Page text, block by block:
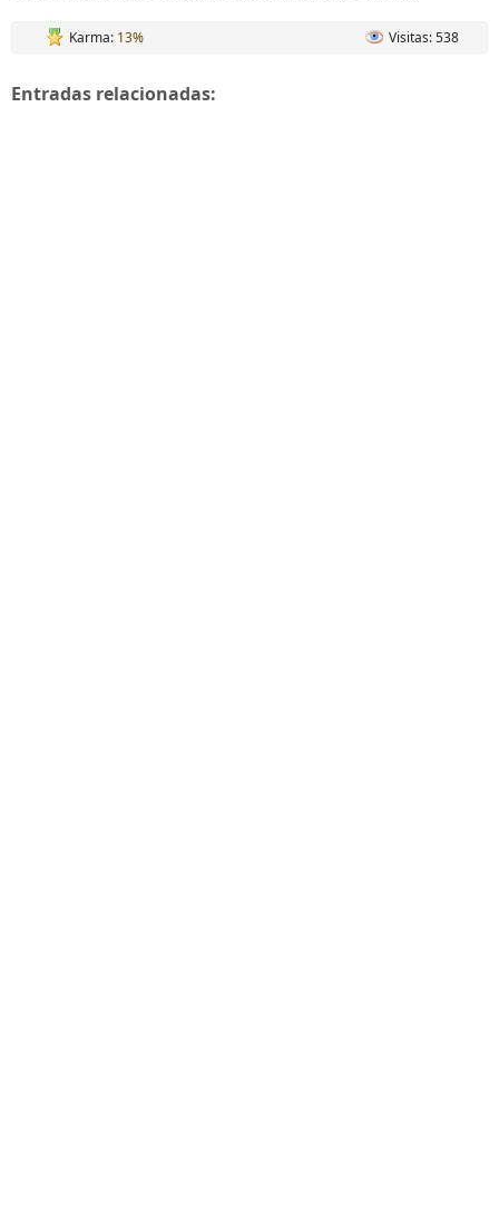
Karma: 13% Visitas: 538
Entradas relacionadas: